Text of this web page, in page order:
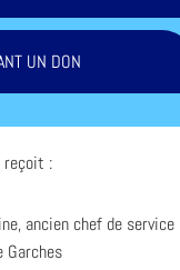
UN DON
reçoit :
ancien chef de service
Garches